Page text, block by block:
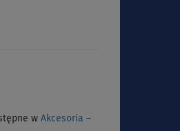
w Akcesoria –